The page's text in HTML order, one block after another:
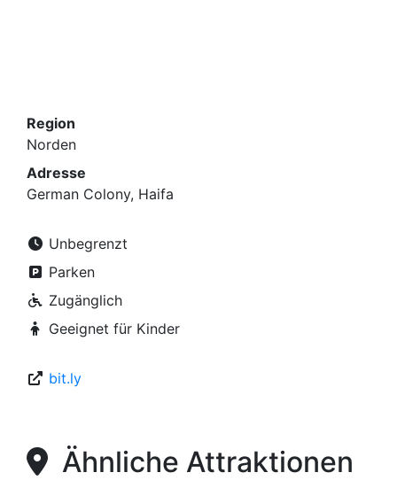
Region
Norden
Adresse
German Colony, Haifa
Unbegrenzt
Parken
Zugänglich
Geeignet für Kinder
bit.ly
Ähnliche Attraktionen